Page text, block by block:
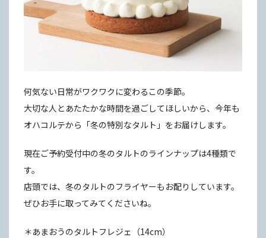
何気ない日常がワクワクに変わるこの季節。
大切な人とあたたかな時間を過ごしてほしいから、今年も
オハコルテから「冬の特別なタルト」をお届けします。
現在ご予約受付中の冬のタルトのラインナップは4種類で
す。
店頭では、冬のタルトのフライヤーもお配りしています。
ぜひお手に取ってみてくださいね。
＊あまおうのタルトフレジェ（14cm）